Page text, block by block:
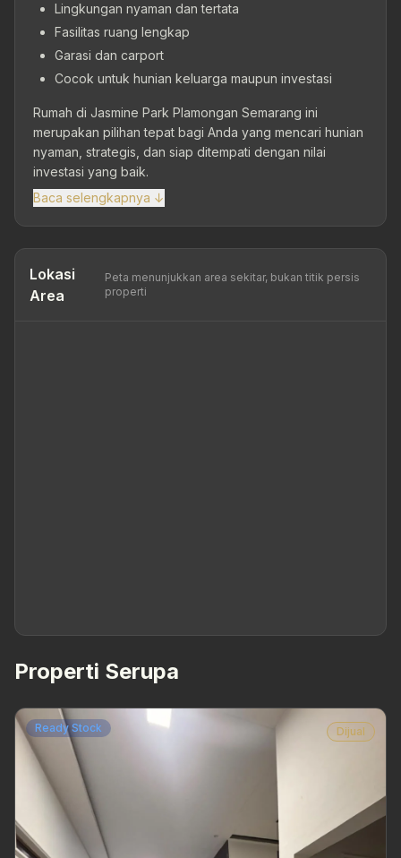
Lingkungan nyaman dan tertata
Fasilitas ruang lengkap
Garasi dan carport
Cocok untuk hunian keluarga maupun investasi
Rumah di Jasmine Park Plamongan Semarang ini
merupakan pilihan tepat bagi Anda yang mencari hunian
nyaman, strategis, dan siap ditempati dengan nilai
investasi yang baik.
Baca selengkapnya ↓
Lokasi
Area
Peta menunjukkan area sekitar, bukan titik persis
properti
Properti Serupa
Ready Stock Dijual